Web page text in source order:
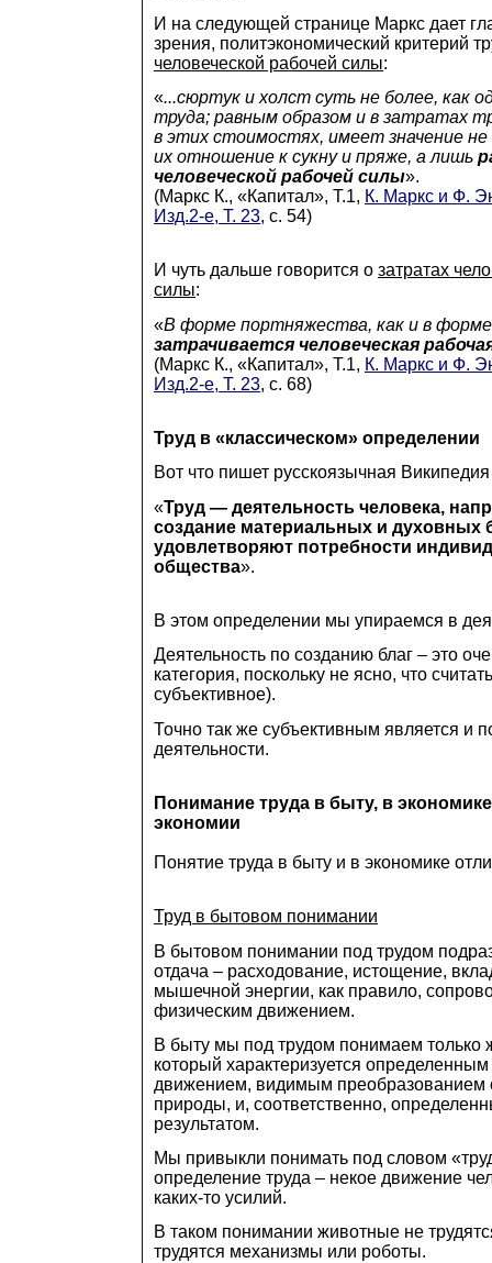
И на следующей странице Маркс дает
зрения, политэкономический критерий
человеческой рабочей силы:
«...сюртук и холст суть не более, как
труда; равным образом и в затратах
в этих стоимостях, имеет значение не
их отношение к сукну и пряже, а лишь
человеческой рабочей силы».
(Маркс К., «Капитал», Т.1, К. Маркс и Ф.
Изд.2-е, Т. 23, с. 54)
И чуть дальше говорится о затратах
силы:
«В форме портняжества, как и в
затрачивается человеческая
(Маркс К., «Капитал», Т.1, К. Маркс и Ф.
Изд.2-е, Т. 23, с. 68)
Труд в «классическом» определении
Вот что пишет русскоязычная Википедия
«Труд — деятельность человека,
создание материальных и духовных
удовлетворяют потребности
общества».
В этом определении мы упираемся в
Деятельность по созданию благ – это
категория, поскольку не ясно, что
субъективное).
Точно так же субъективным является и
деятельности.
Понимание труда в быту, в
экономии
Понятие труда в быту и в экономике
Труд в бытовом понимании
В бытовом понимании под трудом
отдача – расходование, истощение,
мышечной энергии, как правило,
физическим движением.
В быту мы под трудом понимаем только
который характеризуется
движением, видимым
природы, и, соответственно,
результатом.
Мы привыкли понимать под словом
определение труда – некое движение
каких-то усилий.
В таком понимании животные не
трудятся механизмы или роботы.